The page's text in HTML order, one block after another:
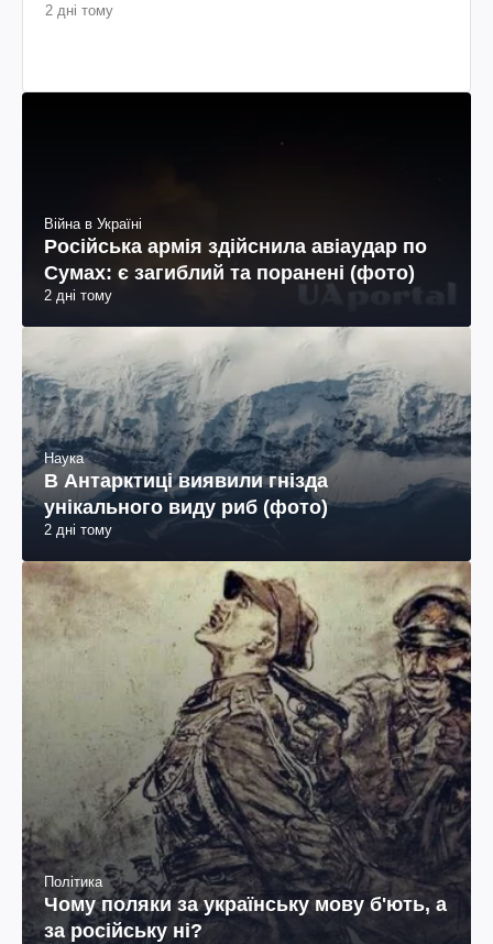
2 дні тому
Війна в Україні
Російська армія здійснила авіаудар по
Сумах: є загиблий та поранені (фото)
2 дні тому
Наука
В Антарктиці виявили гнізда
унікального виду риб (фото)
2 дні тому
Політика
Чому поляки за українську мову б'ють, а
за російську ні?